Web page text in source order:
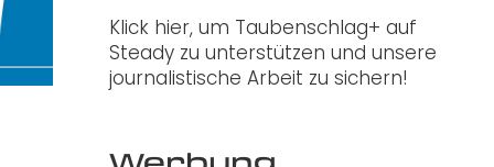
Klick hier, um Taubenschlag+ auf
Steady zu unterstützen und unsere
journalistische Arbeit zu sichern!